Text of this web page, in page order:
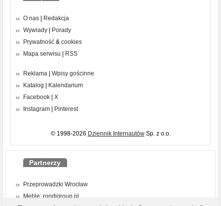
O nas
Redakcja
Wywiady
Porady
Prywatność & cookies
Mapa serwisu
RSS
Reklama
Wpisy gościnne
Katalog
Kalendarium
Facebook
X
Instagram
Pinterest
© 1998-2026 Dziennik InternautówSp. z o.o.
Partnerzy
Przeprowadzki Wrocław
Meble: rondigroup.pl